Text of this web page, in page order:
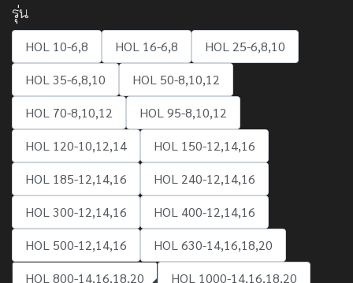
รุ่น
HOL 10-6,8 HOL 16-6,8
HOL 25-6,8,10
HOL 35-6,8,10
HOL 50-8,10,12
HOL 70-8,10,12
HOL 95-8,10,12
HOL 120-10,12,14
HOL 150-12,14,16
HOL 185-12,14,16
HOL 240-12,14,16
HOL 300-12,14,16
HOL 400-12,14,16
HOL 500-12,14,16
HOL 630-14,16,18,20
HOL 800-14,16,18,20
HOL 1000-14,16,18,20